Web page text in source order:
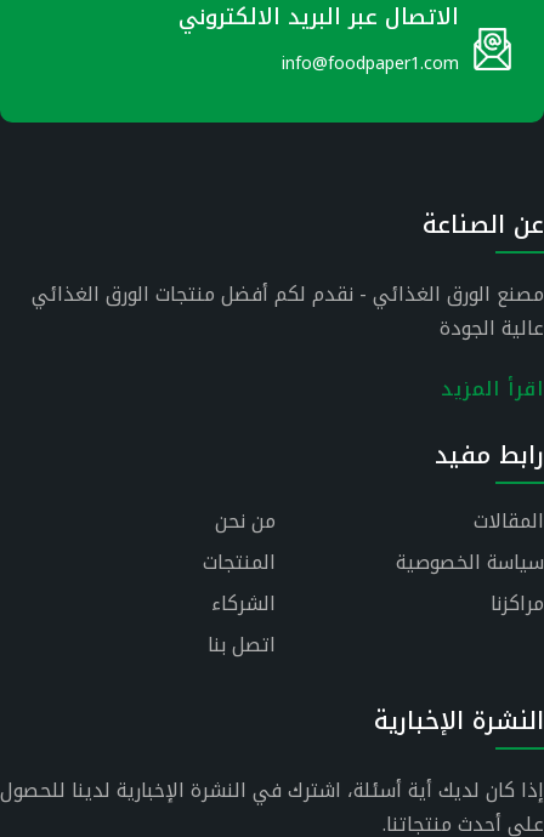
الاتصال عبر البريد الالكتروني
info@foodpaper1.com
عن الصناعة
مصنع الورق الغذائي - نقدم لكم أفضل منتجات الورق الغذائي
عالية الجودة
اقرأ المزيد
رابط مفيد
من نحن
المقالات
المنتجات
سياسة الخصوصية
الشركاء
مراكزنا
اتصل بنا
النشرة الإخبارية
إذا كان لديك أية أسئلة، اشترك في النشرة الإخبارية لدينا للحصول
على أحدث منتجاتنا.